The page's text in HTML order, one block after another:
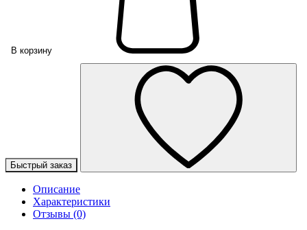
В корзину
Быстрый заказ
Описание
Характеристики
Отзывы (0)